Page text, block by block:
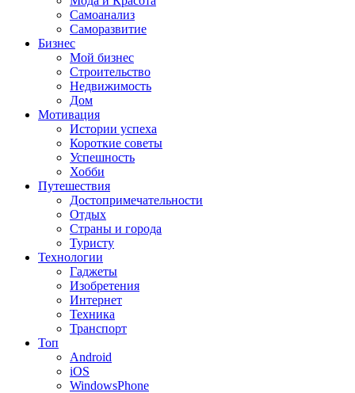
Самоанализ
Саморазвитие
Бизнес
Мой бизнес
Строительство
Недвижимость
Дом
Мотивация
Истории успеха
Короткие советы
Успешность
Хобби
Путешествия
Достопримечательности
Отдых
Страны и города
Туристу
Технологии
Гаджеты
Изобретения
Интернет
Техника
Транспорт
Топ
Android
iOS
WindowsPhone